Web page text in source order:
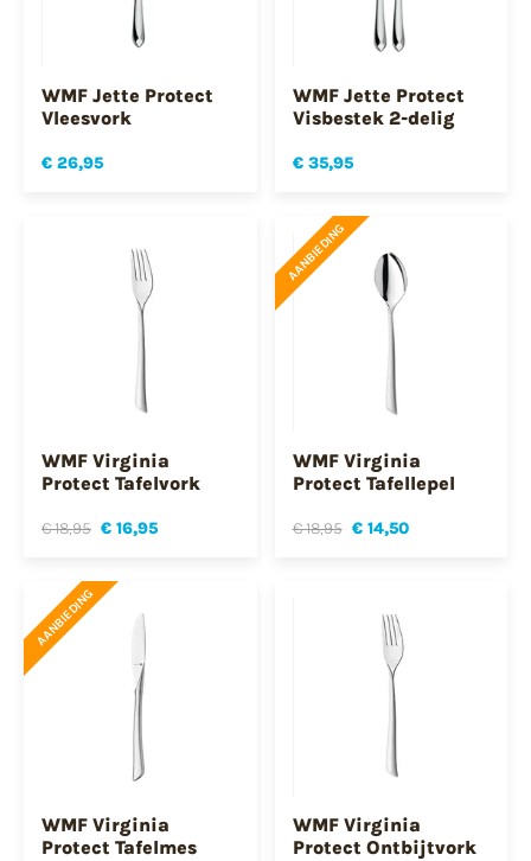
WMF Jette Protect
Vleesvork
€ 26,95
WMF Jette Protect
Visbestek 2-delig
€ 35,95
WMF Virginia
Protect Tafelvork
€ 18,95 € 16,95
AANBIEDING
WMF Virginia
Protect Tafellepel
€ 18,95 € 14,50
AANBIEDING
WMF Virginia
Protect Tafelmes
WMF Virginia
Protect Ontbijtvork